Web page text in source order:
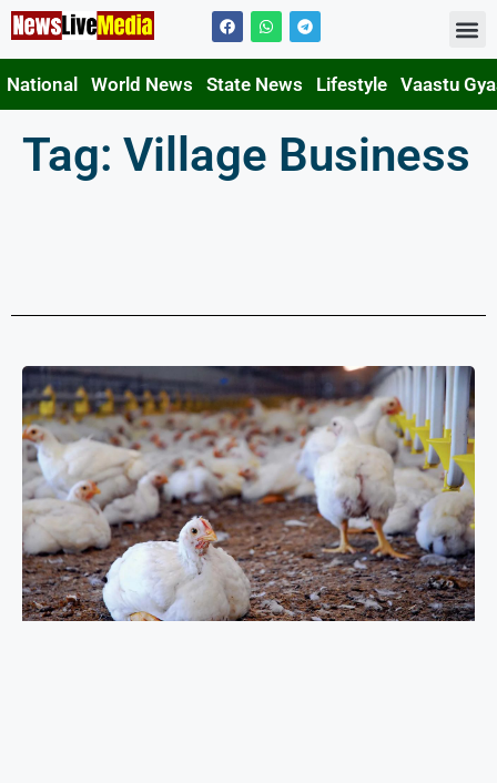
National World News State News Lifestyle Vaastu
Tag: Village Business